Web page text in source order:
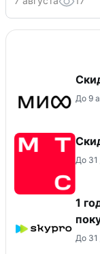
До 9
До 31
1
До 31